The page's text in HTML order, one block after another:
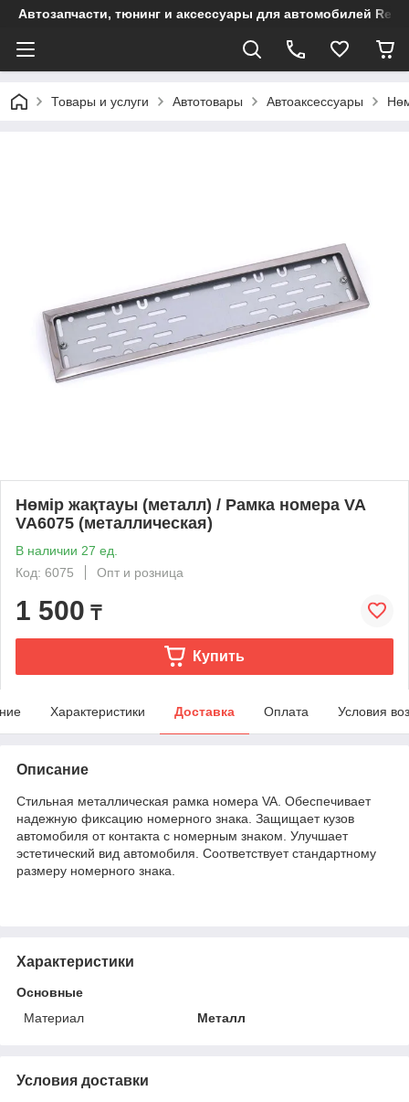
Автозапчасти, тюнинг и аксессуары для автомобилей
Товары и услуги Автотовары Автоаксессуары
Нөмір жақтауы (металл) / Рамка номера VA
VA6075 (металлическая)
В наличии 27 ед.
Код: 6075
Опт и розница
1 500 ₸
Купить
Характеристики Доставка Оплата Условия
Описание
Стильная металлическая рамка номера VA. Обеспечивает
надежную фиксацию номерного знака. Защищает кузов
автомобиля от контакта с номерным знаком. Улучшает
эстетический вид автомобиля. Соответствует стандартному
размеру номерного знака.
Характеристики
Основные
Материал
Металл
Условия доставки